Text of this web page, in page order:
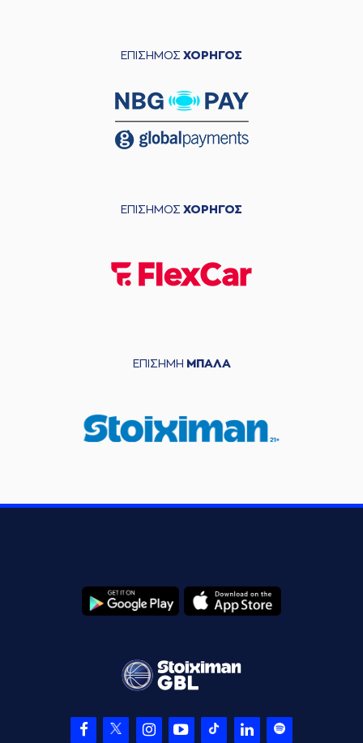
ΕΠΙΣΗΜΟΣ ΧΟΡΗΓΟΣ
ΕΠΙΣΗΜΟΣ ΧΟΡΗΓΟΣ
ΕΠΙΣΗΜΗ ΜΠΑΛΑ